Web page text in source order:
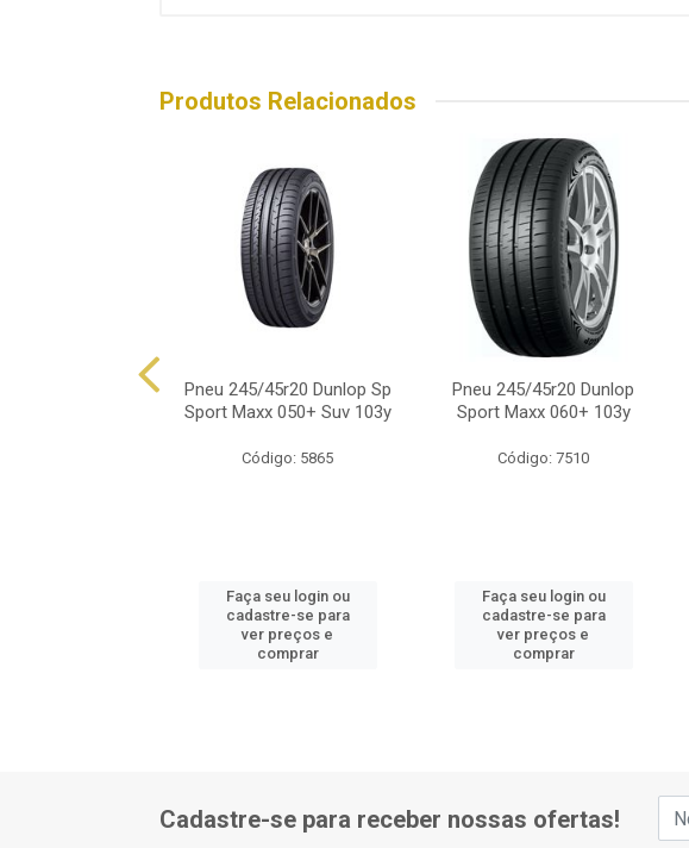
Produtos Relacionados
Pneu 245/45r20 Dunlop Sp
Sport Maxx 050+ Suv 103y
Código: 5865
Faça seu login ou
cadastre-se para
ver preços e
comprar
Pneu 245/45r20 Dunlop
Sport Maxx 060+ 103y
Código: 7510
Faça seu login ou
cadastre-se para
ver preços e
comprar
Cadastre-se para receber nossas ofertas!